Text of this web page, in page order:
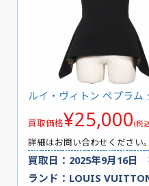
ルイ・ヴィトン ペプラム
買取価格¥25,000(税
詳細はお問い合わせください。
買取日：2025年9月16
ランド：LOUIS